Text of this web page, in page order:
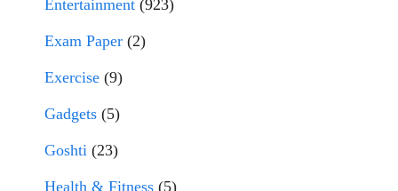
Entertainment (923)
Exam Paper (2)
Exercise (9)
Gadgets (5)
Goshti (23)
Health & Fitness (5)